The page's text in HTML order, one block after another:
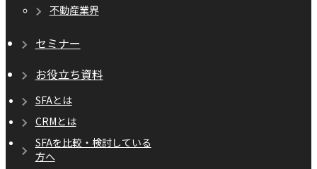
不動産業界
セミナー
お役立ち資料
SFAとは
CRMとは
SFAを比較・検討している
方へ